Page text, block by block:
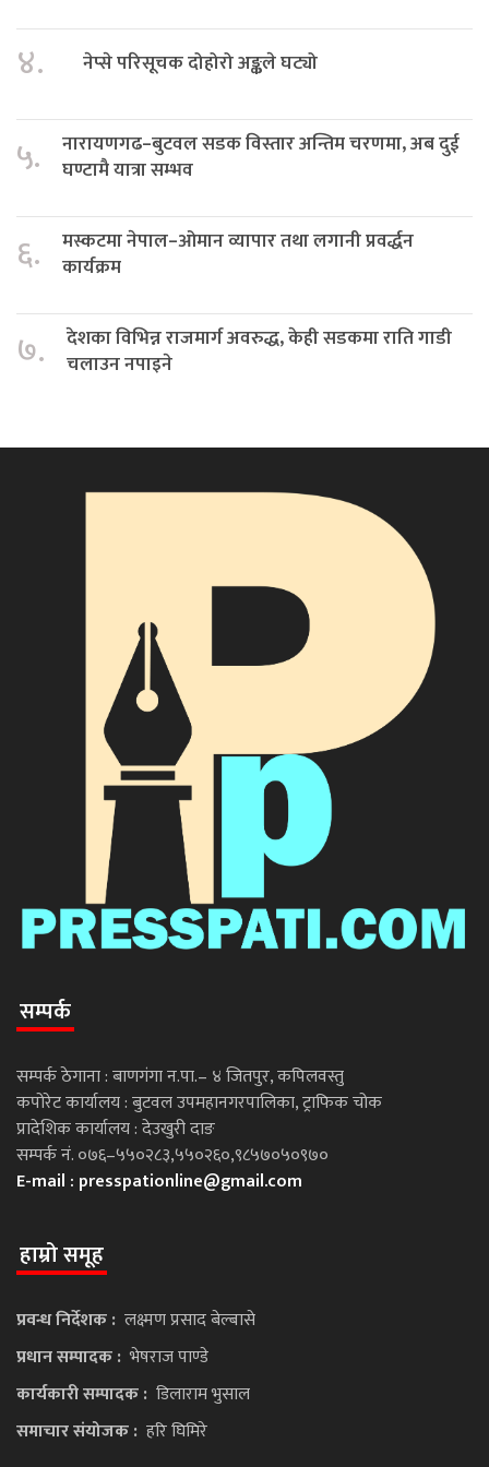
४. नेप्से परिसूचक दोहोरो अङ्कले घट्यो
५.
नारायणगढ–बुटवल सडक विस्तार अन्तिम चरणमा, अब दुई
घण्टामै यात्रा सम्भव
६.
मस्कटमा नेपाल–ओमान व्यापार तथा लगानी प्रवर्द्धन
कार्यक्रम
७.
देशका विभिन्न राजमार्ग अवरुद्ध, केही सडकमा राति गाडी
चलाउन नपाइने
सम्पर्क
सम्पर्क ठेगाना : बाणगंगा न.पा.– ४ जितपुर, कपिलवस्तु
कपोरेट कार्यालय : बुटवल उपमहानगरपालिका, ट्राफिक चोक
प्रादेशिक कार्यालय : देउखुरी दाङ
सम्पर्क नं. ०७६–५५०२८३,५५०२६०,९८५७०५०९७०
E-mail : presspationline@gmail.com
हाम्रो समूह
प्रवन्ध निर्देशक : लक्ष्मण प्रसाद बेल्बासे
प्रधान सम्पादक : भेषराज पाण्डे
कार्यकारी सम्पादक : डिलाराम भुसाल
समाचार संयोजक : हरि घिमिरे